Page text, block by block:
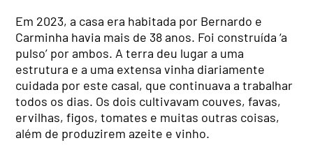
Em 2023, a casa era habitada por Bernardo e
Carminha havia mais de 38 anos. Foi construída ‘a
pulso’ por ambos. A terra deu lugar a uma
estrutura e a uma extensa vinha diariamente
cuidada por este casal, que continuava a trabalhar
todos os dias. Os dois cultivavam couves, favas,
ervilhas, figos, tomates e muitas outras coisas,
além de produzirem azeite e vinho.